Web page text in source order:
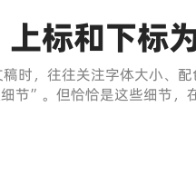
标和下标
时，往往关注字体大小、
节”。但恰恰是这些细节，